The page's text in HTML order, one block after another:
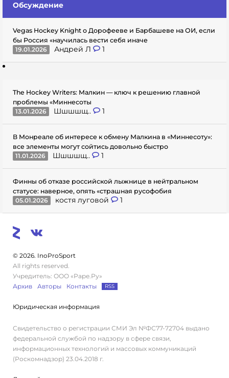
Обсуждение
Vegas Hockey Knight о Дорофееве и Барбашеве на ОИ, если
бы Россия «научилась вести себя иначе
19.01.2026
Андрей Л 1
The Hockey Writers: Малкин — ключ к решению главной
проблемы «Миннесоты
13.01.2026
Шшшшщ.. 1
В Монреале об интересе к обмену Малкина в «Миннесоту»:
все элементы могут сойтись довольно быстро
11.01.2026
Шшшшщ.. 1
Финны об отказе российской лыжнице в нейтральном
статусе: наверное, опять «страшная русофобия
05.01.2026
костя луговой 1
© 2026. InoProSport
All rights reserved.
Учредитель: ООО «Раре.Ру»
Архив
Авторы Контакты RSS
Юридическая информация
Свидетельство о регистрации СМИ Эл №ФС77-72704 выдано
федеральной службой по надзору в сфере связи,
информационных технологий и массовых коммуникаций
(Роскомнадзор) 23.04.2018 г.